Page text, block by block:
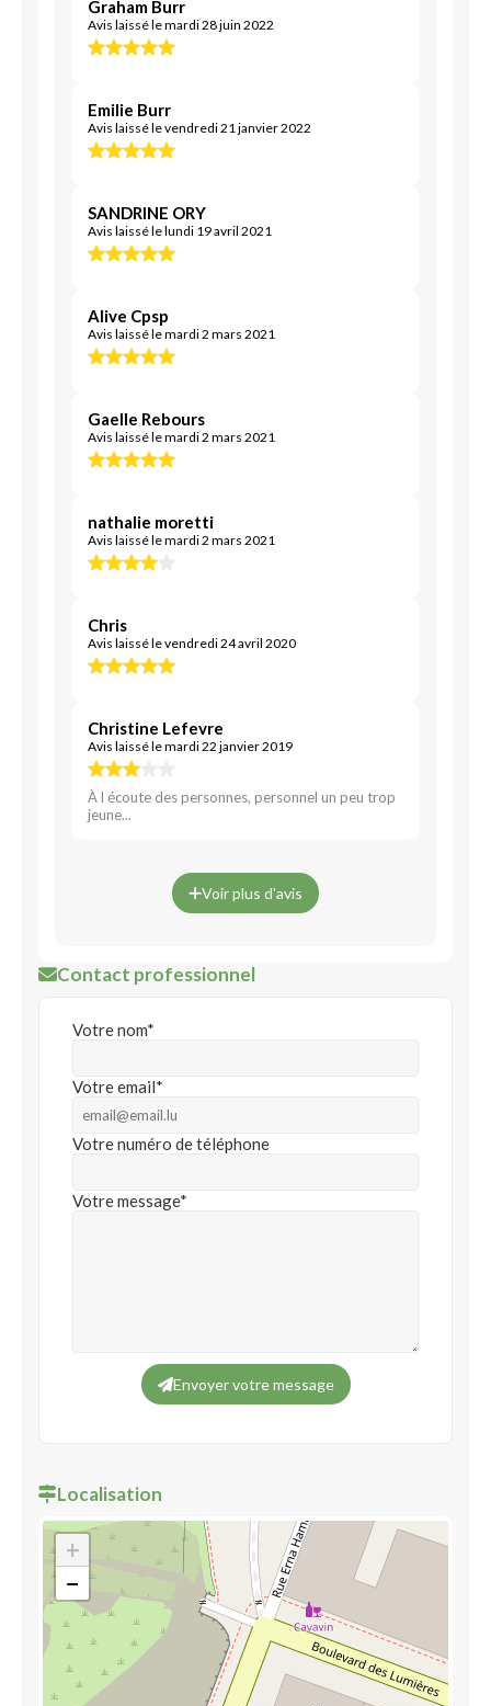
Graham Burr
Avis laissé le mardi 28 juin 2022
Emilie Burr
Avis laissé le vendredi 21 janvier 2022
SANDRINE ORY
Avis laissé le lundi 19 avril 2021
Alive Cpsp
Avis laissé le mardi 2 mars 2021
Gaelle Rebours
Avis laissé le mardi 2 mars 2021
nathalie moretti
Avis laissé le mardi 2 mars 2021
Chris
Avis laissé le vendredi 24 avril 2020
Christine Lefevre
Avis laissé le mardi 22 janvier 2019
À l écoute des personnes, personnel un peu trop
jeune...
Voir plus d'avis
Contact professionnel
Votre nom*
Votre email*
Votre numéro de téléphone
Votre message*
Envoyer votre message
Localisation
+
−